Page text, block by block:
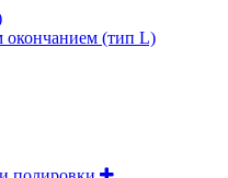
окончанием (тип L)